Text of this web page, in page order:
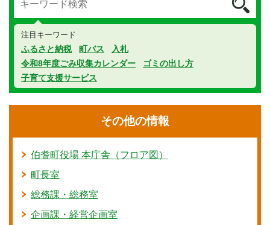
注目キーワード
ふるさと納税 町バス
入札
令和8年度ごみ収集カレンダー
ゴミの出し方
子育て支援サービス
その他の情報
伯耆町役場 本庁舎（フロア図）
町長室
総務課・総務室
企画課・経営企画室